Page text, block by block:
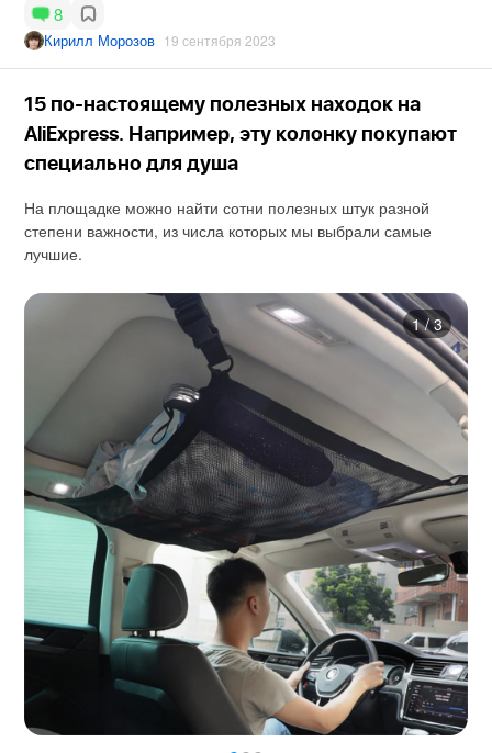
8
Кирилл Морозов 19 сентября 2023
15 по-настоящему полезных находок на
AliExpress. Например, эту колонку покупают
специально для душа
На площадке можно найти сотни полезных штук разной
степени важности, из числа которых мы выбрали самые
лучшие.
1 / 3